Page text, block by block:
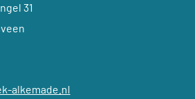
31
alkemade.nl